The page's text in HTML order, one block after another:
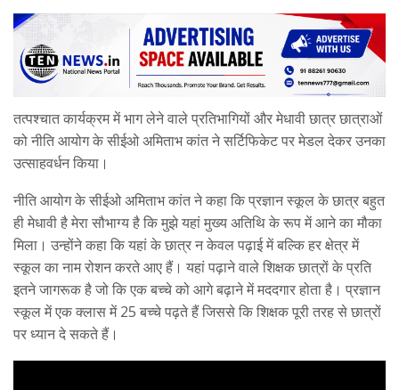
तत्पश्चात कार्यक्रम में भाग लेने वाले प्रतिभागियों और मेधावी छात्र छात्राओं
को नीति आयोग के सीईओ अमिताभ कांत ने सर्टिफिकेट पर मेडल देकर उनका
उत्साहवर्धन किया।
नीति आयोग के सीईओ अमिताभ कांत ने कहा कि प्रज्ञान स्कूल के छात्र बहुत
ही मेधावी है मेरा सौभाग्य है कि मुझे यहां मुख्य अतिथि के रूप में आने का मौका
मिला। उन्होंने कहा कि यहां के छात्र न केवल पढ़ाई में बल्कि हर क्षेत्र में
स्कूल का नाम रोशन करते आए हैं। यहां पढ़ाने वाले शिक्षक छात्रों के प्रति
इतने जागरूक है जो कि एक बच्चे को आगे बढ़ाने में मददगार होता है। प्रज्ञान
स्कूल में एक क्लास में 25 बच्चे पढ़ते हैं जिससे कि शिक्षक पूरी तरह से छात्रों
पर ध्यान दे सकते हैं।